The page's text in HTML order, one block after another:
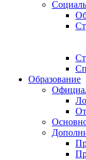
Образование